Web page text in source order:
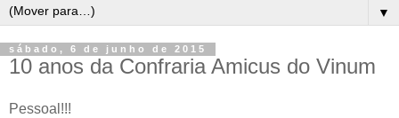
▼
sábado, 6 de junho de 2015
10 anos da Confraria Amicus do Vinum
Pessoal!!!